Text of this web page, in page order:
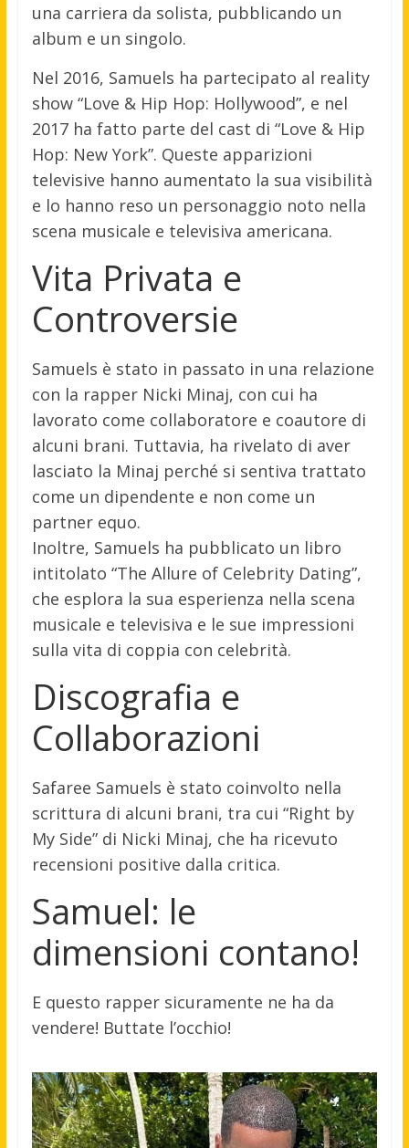
una carriera da solista, pubblicando un
album e un singolo.
Nel 2016, Samuels ha partecipato al reality
show “Love & Hip Hop: Hollywood”, e nel
2017 ha fatto parte del cast di “Love & Hip
Hop: New York”. Queste apparizioni
televisive hanno aumentato la sua visibilità
e lo hanno reso un personaggio noto nella
scena musicale e televisiva americana.
Vita Privata e
Controversie
Samuels è stato in passato in una relazione
con la rapper Nicki Minaj, con cui ha
lavorato come collaboratore e coautore di
alcuni brani. Tuttavia, ha rivelato di aver
lasciato la Minaj perché si sentiva trattato
come un dipendente e non come un
partner equo.
Inoltre, Samuels ha pubblicato un libro
intitolato “The Allure of Celebrity Dating”,
che esplora la sua esperienza nella scena
musicale e televisiva e le sue impressioni
sulla vita di coppia con celebrità.
Discografia e
Collaborazioni
Safaree Samuels è stato coinvolto nella
scrittura di alcuni brani, tra cui “Right by
My Side” di Nicki Minaj, che ha ricevuto
recensioni positive dalla critica.
Samuel: le
dimensioni contano!
E questo rapper sicuramente ne ha da
vendere! Buttate l’occhio!